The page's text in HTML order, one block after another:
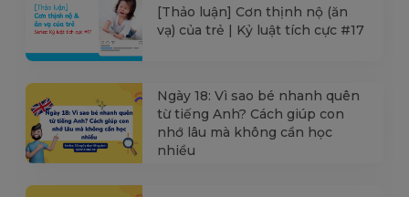
[Thảo luận] Cơn thịnh nộ (ăn
vạ) của trẻ | Kỷ luật tích cực #17
Ngày 18: Vì sao bé nhanh quên
từ tiếng Anh? Cách giúp con
nhớ lâu mà không cần học
nhiều